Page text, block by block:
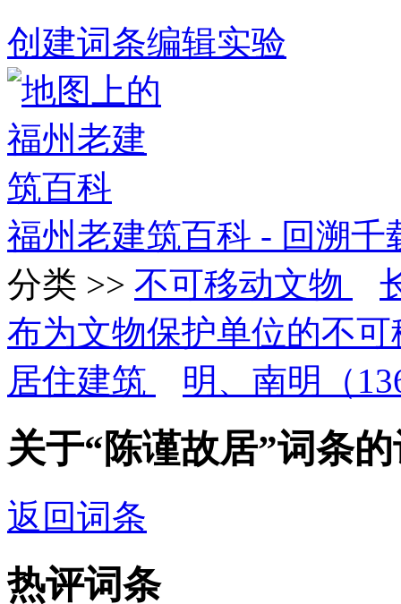
创建词条编辑实验
福州老建筑百科 - 回溯
分类 >> 不可移动文物
布为文物保护单位的不
居住建筑
明、南明（
关于“陈谨故居”词条
返回词条
热评词条